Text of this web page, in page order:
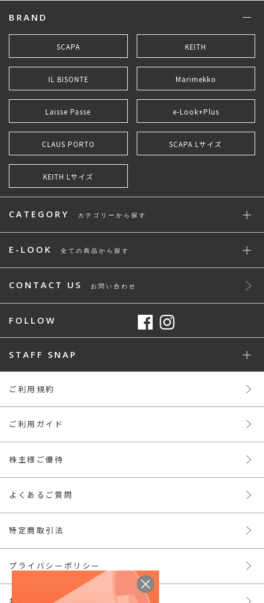
BRAND
SCAPA KEITH
IL BISONTE Marimekko
Laisse Passe e-Look+Plus
CLAUS PORTO SCAPA Lサイズ
KEITH Lサイズ
CATEGORY カテゴリーから探す
E-LOOK 全ての商品から探す
CONTACT US お問い合わせ
FOLLOW
STAFF SNAP
ご利用規約
ご利用ガイド
株主様ご優待
よくあるご質問
特定商取引法
プライバシーポリシー